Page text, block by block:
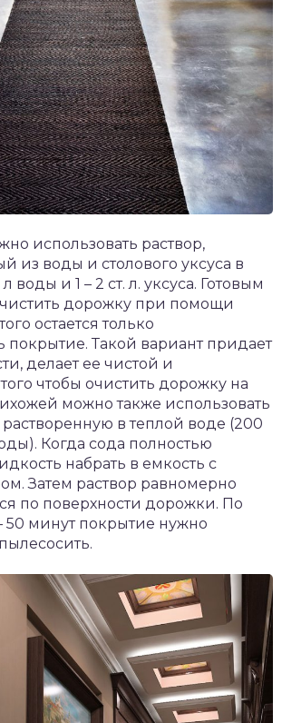
использовать раствор,
из воды и столового уксуса в
воды и 1 – 2 ст. л. уксуса. Готовым
дорожку при помощи
остается только
покрытие. Такой вариант придает
делает ее чистой и
чтобы очистить дорожку на
можно также использовать
растворенную в теплой воде (200
Когда сода полностью
набрать в емкость с
Затем раствор равномерно
по поверхности дорожки. По
50 минут покрытие нужно